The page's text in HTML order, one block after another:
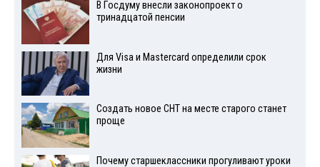
В Госдуму внесли законопроект о
тринадцатой пенсии
Для Visа и Mastercard определили срок
жизни
Создать новое СНТ на месте старого станет
проще
Почему старшеклассники прогуливают уроки